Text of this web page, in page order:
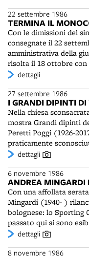
Metropolitan Museum
di Washington. Dopo
nelle tre sedi
e del Museo Civico,
22 settembre 1986
TERMINA IL
Con le dimissioni del
consegnate il 22
amministrativa della
risolta il 18 ottobre
appoggiato questa
dettagli
27 settembre 1986
I GRANDI DIPINTI
Nella chiesa
mostra Grandi dipinti
Peretti Poggi (1926-
praticamente
una sorpresa per il
Riccomini confessano
meravigliati davanti
belle, quanto nascoste
di un grande pittore,
accademica nel senso
disegno e della pittura
dipingere", definizione
questa mostra, voluta
dettagli
6 novembre 1986
ANDREA MINGARDI
Con una affollata
Mingardi (1940- )
bolognese: lo Sporting
passato qui si sono
circolazione. Nel 1966
complesso dei Pooh.
dettagli
8 novembre 1986